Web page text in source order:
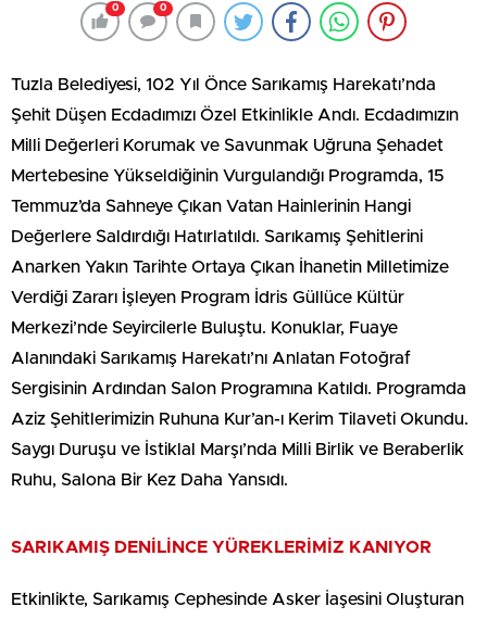
0 0
Tuzla Belediyesi, 102 Yıl Önce Sarıkamış Harekatı’nda
Şehit Düşen Ecdadımızı Özel Etkinlikle Andı. Ecdadımızın
Milli Değerleri Korumak ve Savunmak Uğruna Şehadet
Mertebesine Yükseldiğinin Vurgulandığı Programda, 15
Temmuz’da Sahneye Çıkan Vatan Hainlerinin Hangi
Değerlere Saldırdığı Hatırlatıldı. Sarıkamış Şehitlerini
Anarken Yakın Tarihte Ortaya Çıkan İhanetin Milletimize
Verdiği Zararı İşleyen Program İdris Güllüce Kültür
Merkezi’nde Seyircilerle Buluştu. Konuklar, Fuaye
Alanındaki Sarıkamış Harekatı’nı Anlatan Fotoğraf
Sergisinin Ardından Salon Programına Katıldı. Programda
Aziz Şehitlerimizin Ruhuna Kur’an-ı Kerim Tilaveti Okundu.
Saygı Duruşu ve İstiklal Marşı’nda Milli Birlik ve Beraberlik
Ruhu, Salona Bir Kez Daha Yansıdı.
SARIKAMIŞ DENİLİNCE YÜREKLERİMİZ KANIYOR
Etkinlikte, Sarıkamış Cephesinde Asker İaşesini Oluşturan